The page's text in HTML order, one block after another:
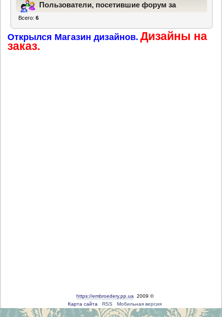
Пользователи, посетившие форум за
Всего:6
Открылся Магазин дизайнов. Дизайны на
заказ.
https://embroedery.pp.ua 2009 ©
Карта сайта
RSS Мобильная версия